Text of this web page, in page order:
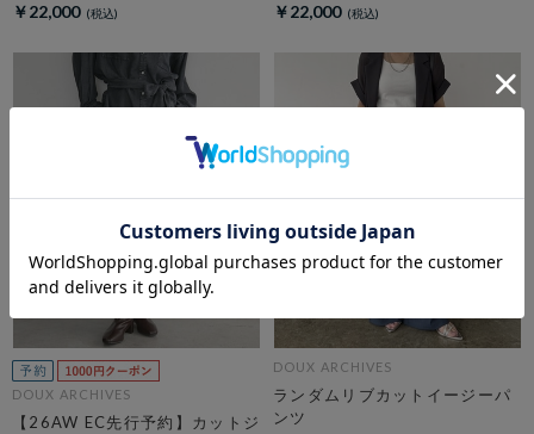
￥22,000 ￥22,000
DOUX ARCHIVES
【26AW EC先行予約】カットジ
DOUX ARCHIVES
ランダムリブカットイージーパ
ンツ